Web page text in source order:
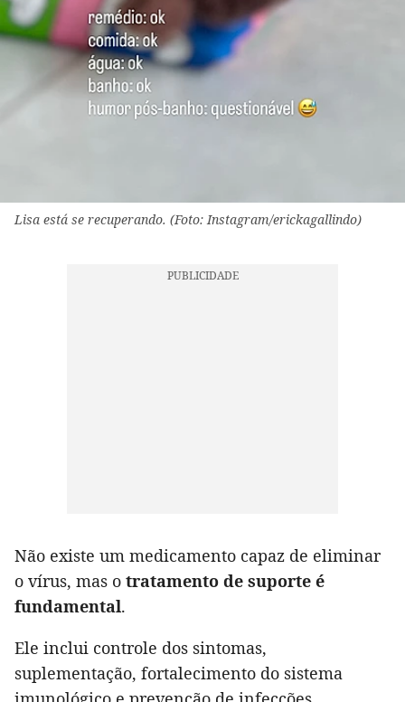
Lisa está se recuperando. (Foto: Instagram/erickagallindo)
Não existe um medicamento capaz de eliminar
o vírus, mas o tratamento de suporte é
fundamental.
Ele inclui controle dos sintomas,
suplementação, fortalecimento do sistema